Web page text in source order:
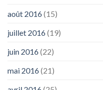
août 2016(15)
juillet 2016(19)
juin 2016(22)
mai 2016(21)